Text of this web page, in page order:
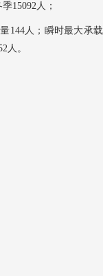
季16464
144人；瞬时最大承
人。